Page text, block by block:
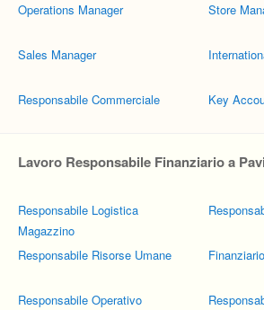
Operations Manager
Sales Manager
Responsabile Commerciale
Store
Key
Lavoro Responsabile Finanziario a
Responsabile Logistica
Magazzino
Responsabile Risorse Umane
Responsabile Operativo
Finanziario